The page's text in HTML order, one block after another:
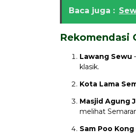
Baca juga :
Rekomendasi
Lawang Sewu
klasik.
Kota Lama
Masjid Agung
melihat
Sam Poo Kong